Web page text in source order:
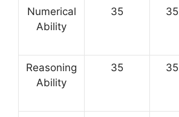
Numerical
Ability
35 35
Reasoning
Ability
35 35